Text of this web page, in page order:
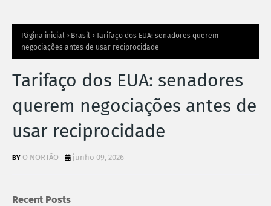
Página inicial Brasil
Tarifaço dos EUA: senadores querem
negociações antes de usar reciprocidade
Tarifaço dos EUA: senadores
querem negociações antes de
usar reciprocidade
O NORTÃO junho 09, 2026
Recent Posts